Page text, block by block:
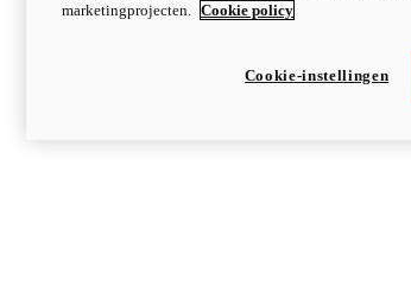
marketingprojecten. Cookie policy
Cookie-instellingen